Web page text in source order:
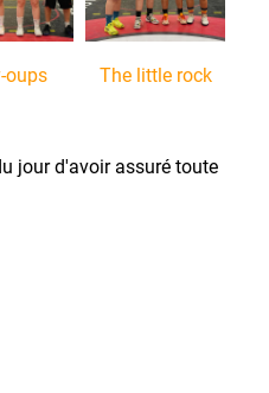
oups The little rock
jour d'avoir assuré toute